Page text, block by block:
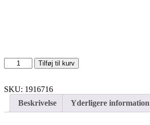
Ability
Polo
antal
Tilføj til kurv
SKU: 1916716
Beskrivelse
Yderligere information